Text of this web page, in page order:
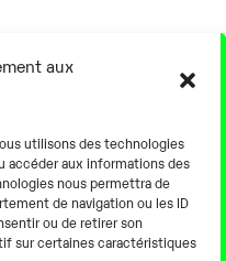
aux
utilisons des technologies
accéder aux informations des
nous permettra de
de navigation ou les ID
ou de retirer son
sur certaines caractéristiques